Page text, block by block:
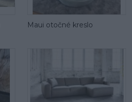
Maui otočné kreslo